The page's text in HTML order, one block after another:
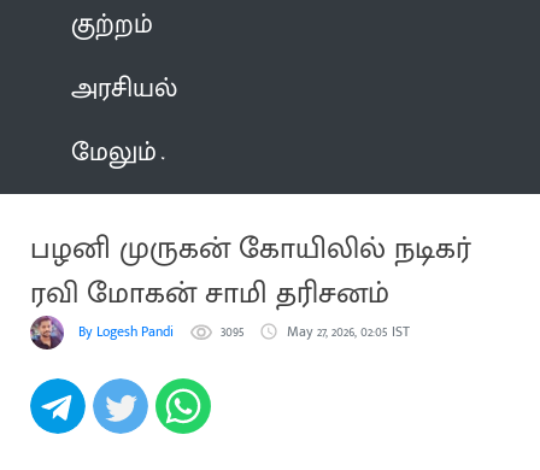
குற்றம்
அரசியல்
மேலும்
பழனி முருகன் கோயிலில் நடிகர்
ரவி மோகன் சாமி தரிசனம்
By Logesh Pandi 3095 May 27, 2026, 02:05 IST